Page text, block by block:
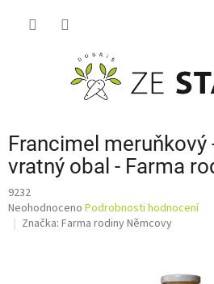
Francimel meruňkový
vratný obal - Farma
9232
Průměrné
hodnocení
Neohodnoceno Podrobnosti hodnocení
Značka: Farma rodiny Němcovy